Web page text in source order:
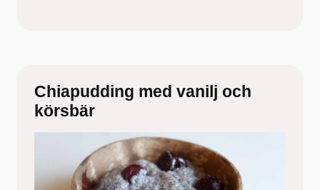
Chiapudding med vanilj och
körsbär